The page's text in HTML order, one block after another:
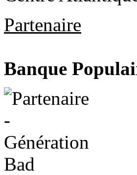
Partenaire
Banque